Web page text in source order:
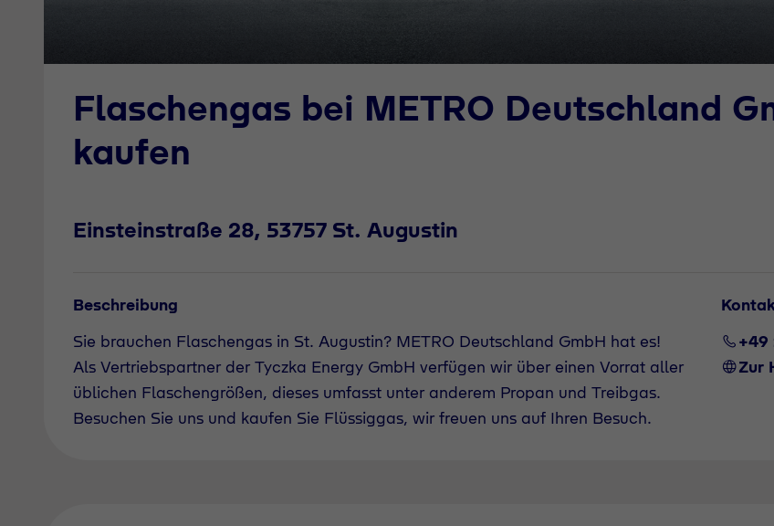
Flaschengas bei METRO Deutschland
kaufen
Einsteinstraße 28, 53757 St. Augustin
Beschreibung
Sie brauchen Flaschengas in St. Augustin? METRO Deutschland GmbH hat es!
Als Vertriebspartner der Tyczka Energy GmbH verfügen wir über einen Vorrat aller
üblichen Flaschengrößen, dieses umfasst unter anderem Propan und Treibgas.
Besuchen Sie uns und kaufen Sie Flüssiggas, wir freuen uns auf Ihren Besuch.
+49
Zur